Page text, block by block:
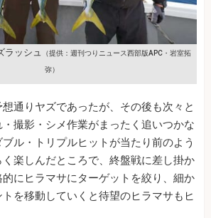
ラッシュ （提供：週刊つりニュース西部版APC・岩室拓
弥）
通りヤズであったが、その後も次々と
撮影・シメ作業がまったく追いつかな
ル・トリプルヒットが当たり前のよう
楽しんだところで、終盤戦に差し掛か
にヒラマサにターゲットを絞り、細か
トを移動していくと待望のヒラマサもヒ